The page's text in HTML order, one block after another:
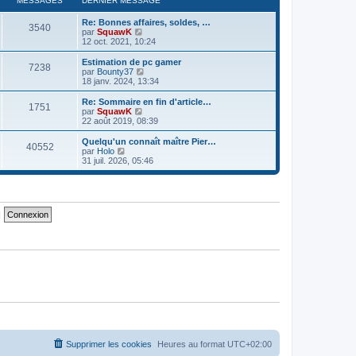
m
e
s
s
a
g
e
n
i
e
m
e
s
a
g
e
e
n
i
e
m
e
s
a
g
e
3540
Re: Bonnes affaires, soldes, …
par SquawK
o
i
r
l
e
r
n
i
r
e
s
g
12 oct. 2021, 10:24
7238
Estimation de pc gamer
par Bounty37
o
i
r
e
r
n
i
e
e
e
18 janv. 2024, 13:34
1751
Re: Sommaire en fin d'article…
par SquawK
o
i
r
e
e
i
s
22 août 2019, 08:39
40552
Quelqu'un connaît maître Pier…
par Holo
o
i
s
e
31 juil. 2026, 05:46
Heures au format UTC+02:00
Supprimer les cookies